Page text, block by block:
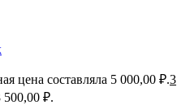
цена составляла 5 000,00 ₽.3
500,00 ₽.